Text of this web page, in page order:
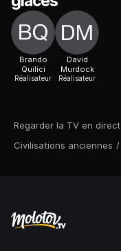
Regarder la TV en direct
Civilisations anciennes /
Brando
Quilici
Réalisateur
David
Murdock
Réalisateur